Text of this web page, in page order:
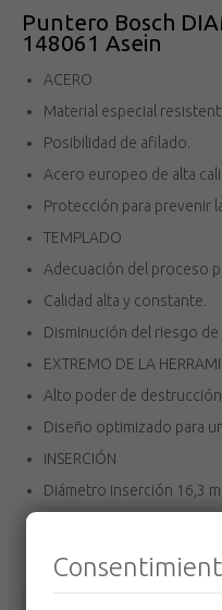
Puntero Bosch
148061 Asein
ACERO
Material especial
Posibilidad de afilado.
Acero europeo de alta
Protección para prevenir
TEMPLADO
Adecuación del proceso
Calidad alta y constante.
Disminución del riesgo
EXTREMO DE LA
Alto poder de
Diseño optimizado para
INSERCIÓN
Diámetro inserción 16,3